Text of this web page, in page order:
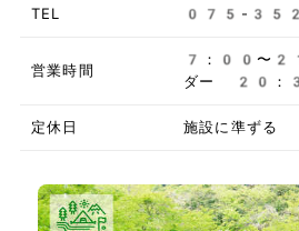
TEL 075-
営業時間
7：00〜21
ダー 20：
定休日 施設に準ずる